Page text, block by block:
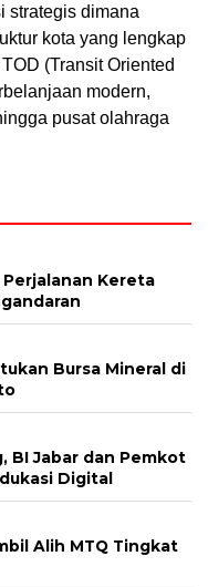
strategis dimana
kota yang lengkap
(Transit Oriented
modern,
pusat olahraga
Perjalanan Kereta
Bursa Mineral di
BI Jabar dan Pemkot
Digital
Alih MTQ Tingkat